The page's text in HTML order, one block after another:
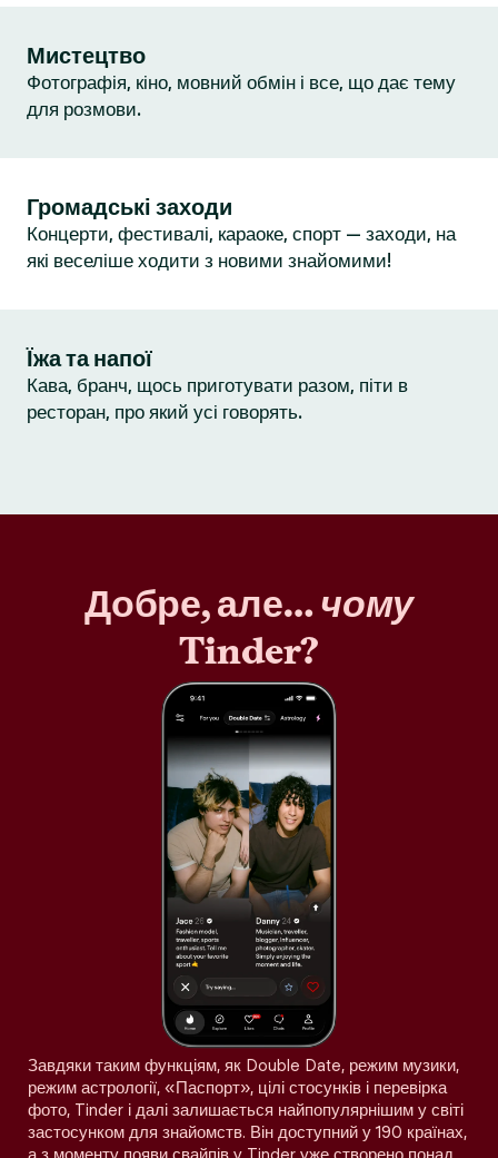
Мистецтво
Фотографія, кіно, мовний обмін і все, що дає тему
для розмови.
Громадські заходи
Концерти, фестивалі, караоке, спорт — заходи, на
які веселіше ходити з новими знайомими!
Їжа та напої
Кава, бранч, щось приготувати разом, піти в
ресторан, про який усі говорять.
Добре, але…чому
Tinder?
Завдяки таким функціям, як Double Date, режим музики,
режим астрології, «Паспорт», цілі стосунків і перевірка
фото, Tinder і далі залишається найпопулярнішим у світі
застосунком для знайомств. Він доступний у 190 країнах,